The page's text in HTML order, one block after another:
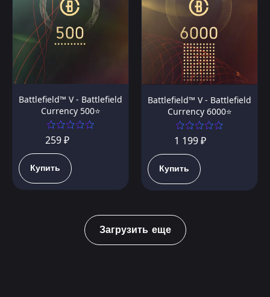
Battlefield™ V - Battlefield
Currency 500⭐️
259 ₽
Купить
Battlefield™ V - Battlefield
Currency 6000⭐️
1 199 ₽
Купить
Загрузить еще